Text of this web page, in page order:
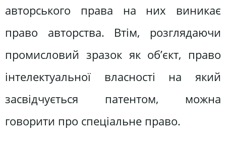
авторського права на них виникає
право авторства. Втім, розглядаючи
промисловий зразок як об’єкт, право
інтелектуальної власності на який
засвідчується патентом, можна
говорити про спеціальне право.